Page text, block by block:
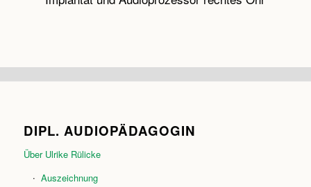
DIPL. AUDIOPÄDAGOGIN
Über Ulrike Rülicke
Auszeichnung